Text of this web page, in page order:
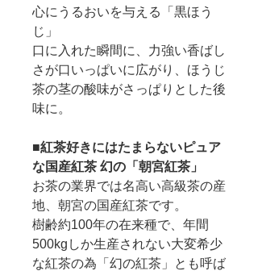
心にうるおいを与える「黒ほう
じ」
口に入れた瞬間に、力強い香ばし
さが口いっぱいに広がり、ほうじ
茶の茎の酸味がさっぱりとした後
味に。
■紅茶好きにはたまらないピュア
な国産紅茶 幻の「朝宮紅茶」
お茶の業界では名高い高級茶の産
地、朝宮の国産紅茶です。
樹齢約100年の在来種で、年間
500kgしか生産されない大変希少
な紅茶の為「幻の紅茶」とも呼ば